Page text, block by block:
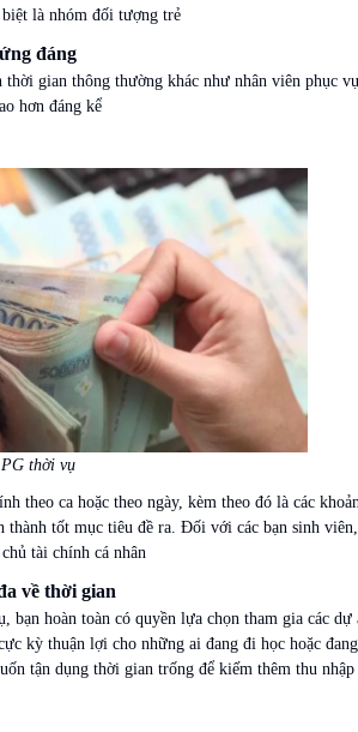
là nhóm đối tượng trẻ
đáng
thời gian thông thường khác như nhân viên phục
hơn đáng kể
thời vụ
theo ca hoặc theo ngày, kèm theo đó là các
thành tốt mục tiêu đề ra. Đối với các bạn sinh
tài chính cá nhân
về thời gian
bạn hoàn toàn có quyền lựa chọn tham gia các
kỳ thuận lợi cho những ai đang đi học hoặc
tận dụng thời gian trống để kiếm thêm thu nhập